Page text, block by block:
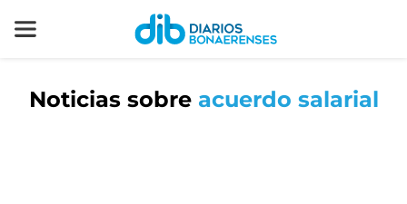
Noticias sobre acuerdo salarial